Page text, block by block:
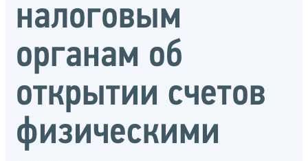
налоговым
органам об
открытии счетов
физическими